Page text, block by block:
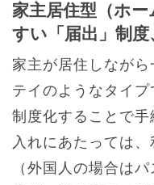
家主居住型（ホ
すい「届出」制
家主が居住しなが
テイのようなタイ
制度化することで
入れにあたっては
（外国人の場合は